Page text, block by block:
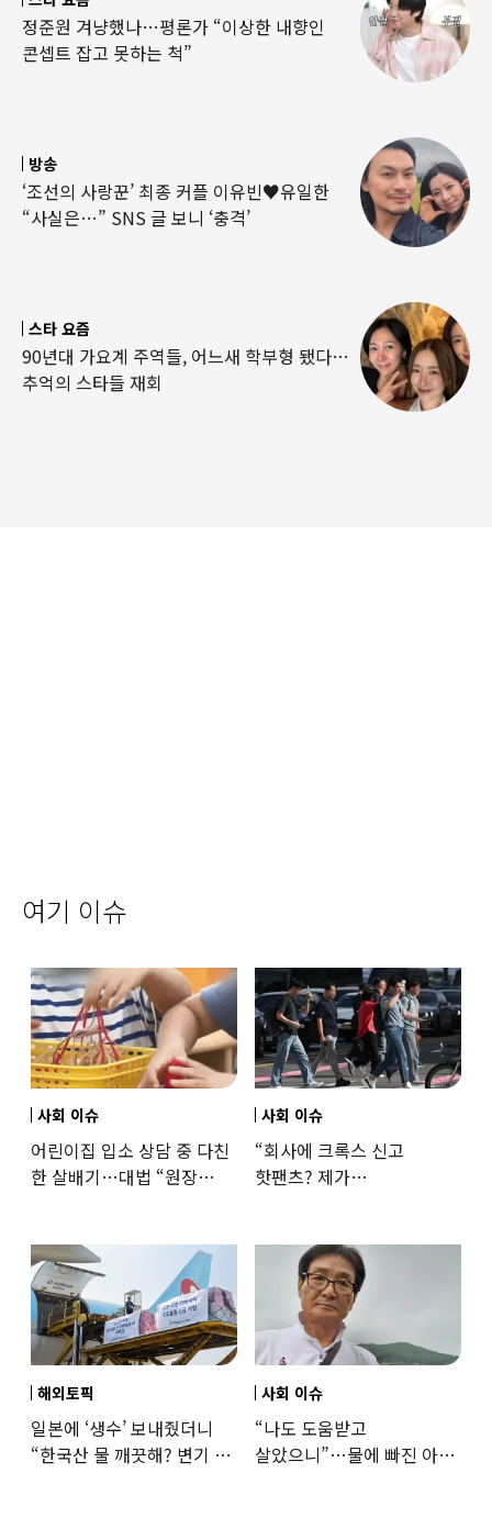
정준원 겨냥했나…평론가 “이상한 내향인
콘셉트 잡고 못하는 척”
방송
‘조선의 사랑꾼’ 최종 커플 이유빈♥유일한
“사실은…” SNS 글 보니 ‘충격’
스타 요즘
90년대 가요계 주역들, 어느새 학부형 됐다…
추억의 스타들 재회
여기 이슈
사회 이슈
어린이집 입소 상담 중 다친
한 살배기…대법 “원장
사회 이슈
“회사에 크록스 신고
핫팬츠? 제가
해외토픽
일본에 ‘생수’ 보내줬더니
“한국산 물 깨끗해? 변기 물
사회 이슈
“나도 도움받고
살았으니”…물에 빠진 아이